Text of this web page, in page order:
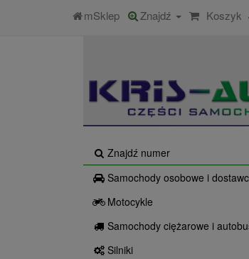
mSklep Znajdź Koszyk
Znajdź numer
Samochody osobowe i
Motocykle
Samochody ciężarowe i
Silniki